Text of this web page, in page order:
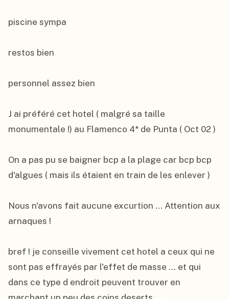
piscine sympa
restos bien
personnel assez bien
J ai préféré cet hotel ( malgré sa taille
monumentale !) au Flamenco 4* de Punta ( Oct 02 )
On a pas pu se baigner bcp a la plage car bcp bcp
d'algues ( mais ils étaient en train de les enlever )
Nous n'avons fait aucune excurtion ... Attention aux
arnaques !
bref ! je conseille vivement cet hotel a ceux qui ne
sont pas effrayés par l'effet de masse ... et qui
dans ce type d endroit peuvent trouver en